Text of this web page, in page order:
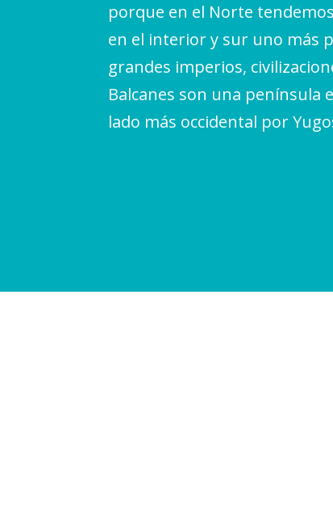
porque en el Norte
en el interior y sur uno más
grandes imperios,
Balcanes son una península
lado más occidental por